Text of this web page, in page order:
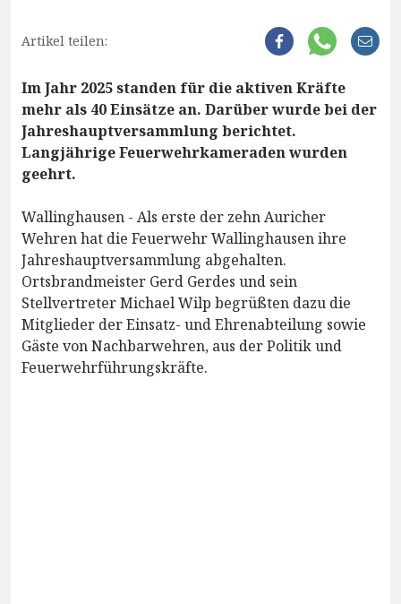
Artikel teilen:
Im Jahr 2025 standen für die aktiven Kräfte
mehr als 40 Einsätze an. Darüber wurde bei der
Jahreshauptversammlung berichtet.
Langjährige Feuerwehrkameraden wurden
geehrt.
Wallinghausen - Als erste der zehn Auricher
Wehren hat die Feuerwehr Wallinghausen ihre
Jahreshauptversammlung abgehalten.
Ortsbrandmeister Gerd Gerdes und sein
Stellvertreter Michael Wilp begrüßten dazu die
Mitglieder der Einsatz- und Ehrenabteilung sowie
Gäste von Nachbarwehren, aus der Politik und
Feuerwehrführungskräfte.